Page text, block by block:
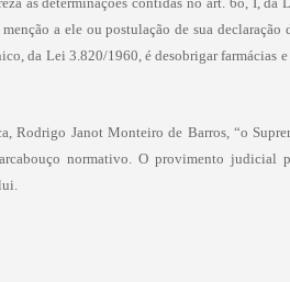
a ele ou postulação de sua
da Lei 3.820/1960, é desobrigar
Rodrigo Janot Monteiro de Barros, “o
normativo. O provimento judicial